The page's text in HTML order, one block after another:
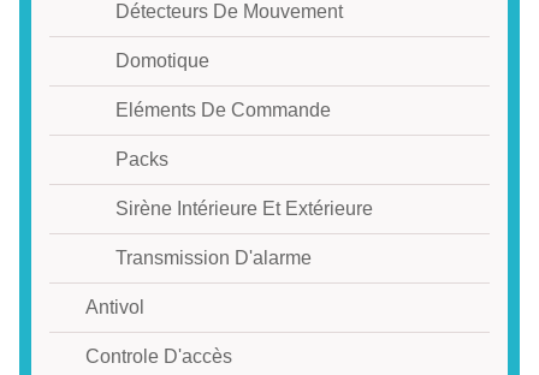
Détecteurs De Mouvement
Domotique
Eléments De Commande
Packs
Sirène Intérieure Et Extérieure
Transmission D'alarme
Antivol
Controle D'accès